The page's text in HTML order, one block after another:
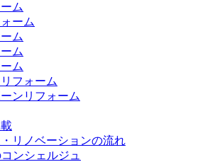
ム
ーム
ム
ム
ム
フォーム
ンリフォーム
リノベーションの流れ
ンシェルジュ